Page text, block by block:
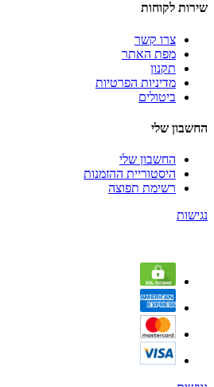
שירות לקוחות
צרו קשר
מפת האתר
תקנון
מדיניות הפרטיות
ביטולים
החשבון שלי
החשבון שלי
היסטוריית ההזמנות
רשימת תפוצה
נגישות